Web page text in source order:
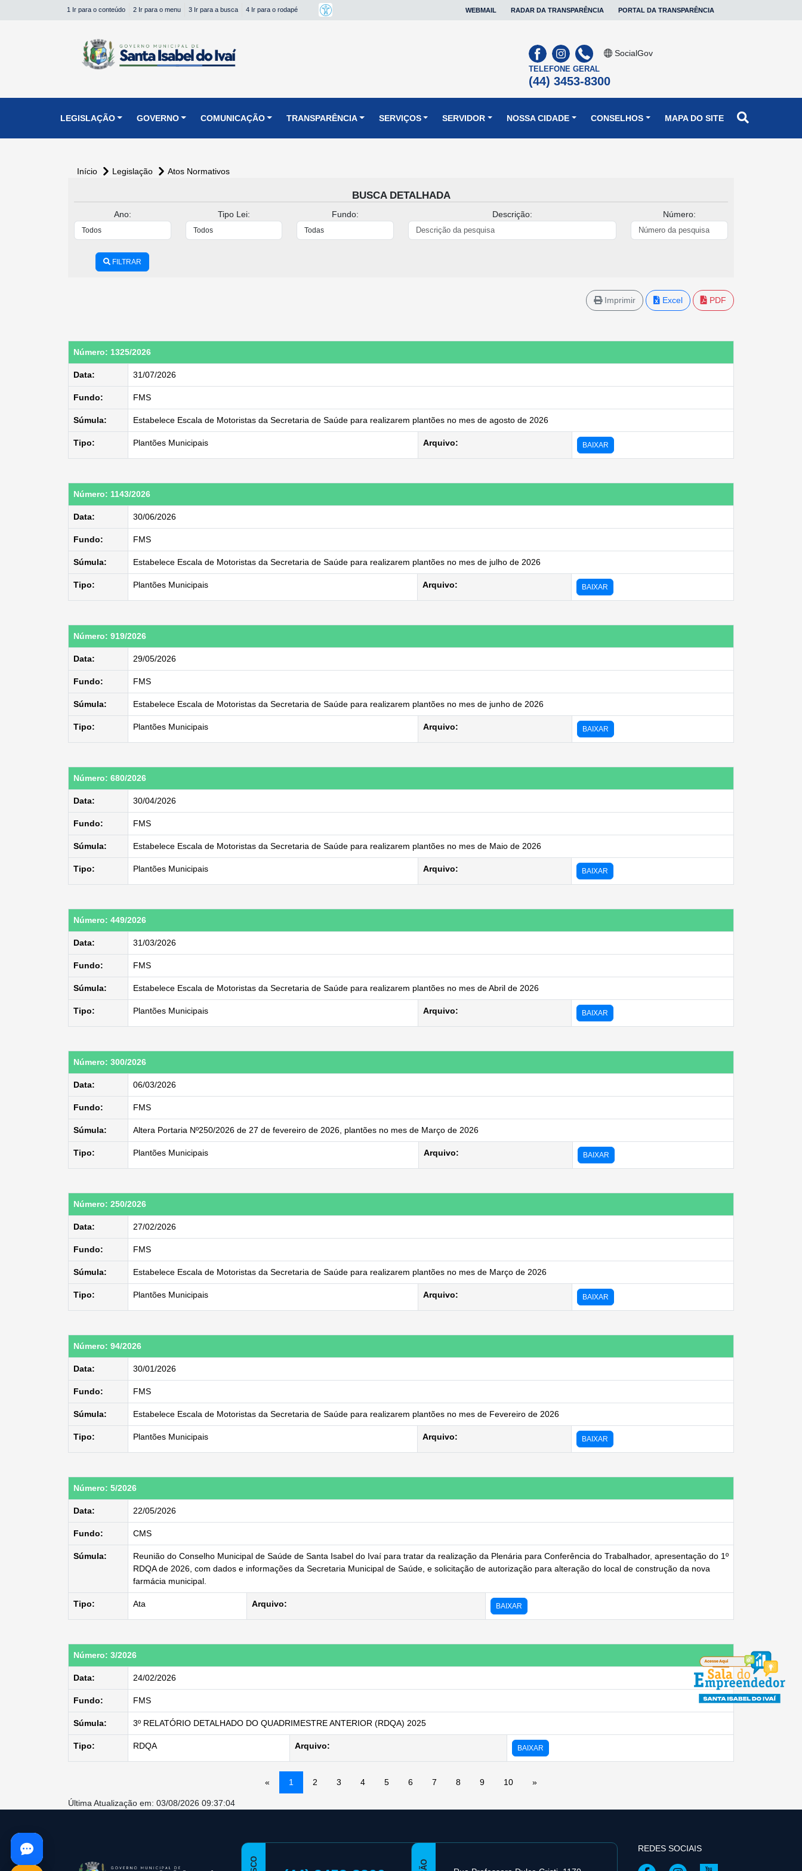
1 Ir para o conteúdo 2 Ir para o menu 3 Ir para a busca 4 Ir para o rodapé WEBMAIL RADAR DA TRANSPARÊNCIA PORTAL DA TRANSPARÊNCIA
SocialGov
TELEFONE GERAL
(44) 3453-8300
LEGISLAÇÃO
GOVERNO COMUNICAÇÃO TRANSPARÊNCIA SERVIÇOS SERVIDOR NOSSA CIDADE CONSELHOS MAPA DO SITE
Início Legislação
Atos Normativos
BUSCA DETALHADA
Ano: Tipo Lei: Fundo: Descrição: Número:
FILTRAR
Imprimir Excel PDF
Número: 1325/2026
Data: 31/07/2026
Fundo: FMS
Súmula: Estabelece Escala de Motoristas da Secretaria de Saúde para realizarem plantões no mes de agosto de 2026
Tipo: Plantões Municipais Arquivo: BAIXAR
Número: 1143/2026
Data: 30/06/2026
Fundo: FMS
Súmula: Estabelece Escala de Motoristas da Secretaria de Saúde para realizarem plantões no mes de julho de 2026
Tipo: Plantões Municipais Arquivo: BAIXAR
Número: 919/2026
Data: 29/05/2026
Fundo: FMS
Súmula: Estabelece Escala de Motoristas da Secretaria de Saúde para realizarem plantões no mes de junho de 2026
Tipo: Plantões Municipais Arquivo: BAIXAR
Número: 680/2026
Data: 30/04/2026
Fundo: FMS
Súmula: Estabelece Escala de Motoristas da Secretaria de Saúde para realizarem plantões no mes de Maio de 2026
Tipo: Plantões Municipais Arquivo: BAIXAR
Número: 449/2026
Data: 31/03/2026
Fundo: FMS
Súmula: Estabelece Escala de Motoristas da Secretaria de Saúde para realizarem plantões no mes de Abril de 2026
Tipo: Plantões Municipais Arquivo: BAIXAR
Número: 300/2026
Data: 06/03/2026
Fundo: FMS
Súmula: Altera Portaria Nº250/2026 de 27 de fevereiro de 2026, plantões no mes de Março de 2026
Tipo: Plantões Municipais Arquivo: BAIXAR
Número: 250/2026
Data: 27/02/2026
Fundo: FMS
Súmula: Estabelece Escala de Motoristas da Secretaria de Saúde para realizarem plantões no mes de Março de 2026
Tipo: Plantões Municipais Arquivo: BAIXAR
Número: 94/2026
Data: 30/01/2026
Fundo: FMS
Súmula: Estabelece Escala de Motoristas da Secretaria de Saúde para realizarem plantões no mes de Fevereiro de 2026
Tipo: Plantões Municipais Arquivo: BAIXAR
Número: 5/2026
Data: 22/05/2026
Fundo: CMS
Súmula:
Reunião do Conselho Municipal de Saúde de Santa Isabel do Ivaí para tratar da realização da Plenária para Conferência do Trabalhador, apresentação do 1º
RDQA de 2026, com dados e informações da Secretaria Municipal de Saúde, e solicitação de autorização para alteração do local de construção da nova
farmácia municipal.
Tipo: Ata Arquivo: BAIXAR
Número: 3/2026
Data: 24/02/2026
Fundo: FMS
Súmula: 3º RELATÓRIO DETALHADO DO QUADRIMESTRE ANTERIOR (RDQA) 2025
Tipo: RDQA Arquivo: BAIXAR
« 1 2 3 4 5 6 7 8 9 10 »
Última Atualização em: 03/08/2026 09:37:04
REDES SOCIAIS